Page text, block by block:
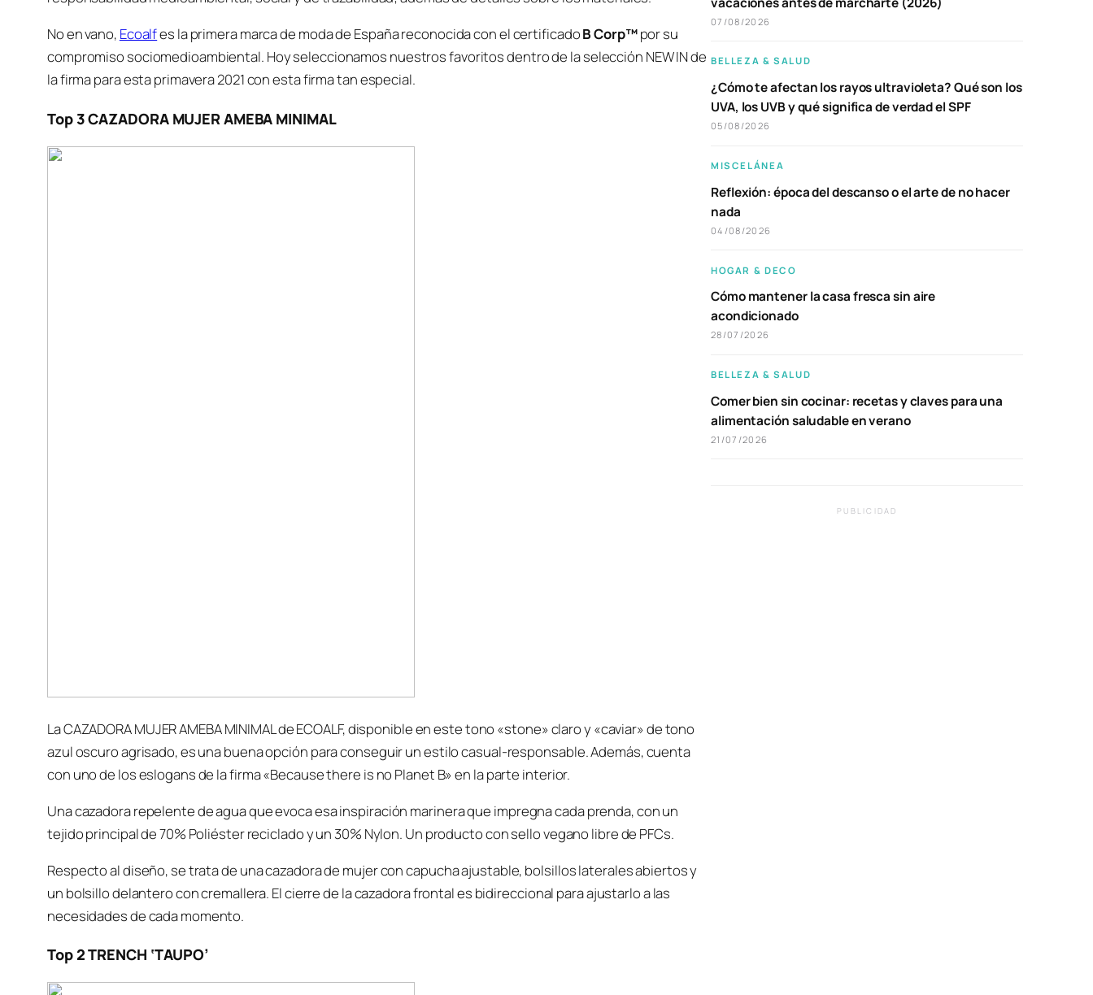
No en vano, Ecoalfes la primera marca de moda de España reconocida con el certificadoB Corp™por su
compromiso sociomedioambiental. Hoy seleccionamos nuestros favoritos dentro de la selección NEW IN de
la firma para esta primavera 2021 con esta firma tan especial.
Top 3 CAZADORA MUJER AMEBA MINIMAL
La CAZADORA MUJER AMEBA MINIMAL de ECOALF, disponible en este tono «stone» claro y «caviar» de tono
azul oscuro agrisado, es una buena opción para conseguir un estilo casual-responsable. Además, cuenta
con uno de los eslogans de la firma «Because there is no Planet B» en la parte interior.
Una cazadora repelente de agua que evoca esa inspiración marinera que impregna cada prenda, con un
tejido principal de 70% Poliéster reciclado y un 30% Nylon. Un producto con sello vegano libre de PFCs.
Respecto al diseño, se trata de una cazadora de mujer con capucha ajustable, bolsillos laterales abiertos y
un bolsillo delantero con cremallera. El cierre de la cazadora frontal es bidireccional para ajustarlo a las
necesidades de cada momento.
Top 2 TRENCH ‘TAUPO’
07/08/2026
BELLEZA & SALUD
¿Cómo te afectan los rayos ultravioleta? Qué son los
UVA, los UVB y qué significa de verdad el SPF
05/08/2026
MISCELÁNEA
Reflexión: época del descanso o el arte de no hacer
nada
04/08/2026
HOGAR & DECO
Cómo mantener la casa fresca sin aire
acondicionado
28/07/2026
BELLEZA & SALUD
Comer bien sin cocinar: recetas y claves para una
alimentación saludable en verano
21/07/2026
PUBLICIDAD